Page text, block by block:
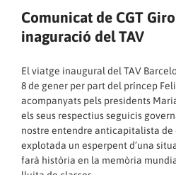
Comunicat de CGT
inaguració del TAV
El viatge inaugural del TAV
8 de gener per part del príncep
acompanyats pels presidents
els seus respectius seguicis
nostre entendre anticapitalista de
explotada un esperpent d’una
farà història en la memòria